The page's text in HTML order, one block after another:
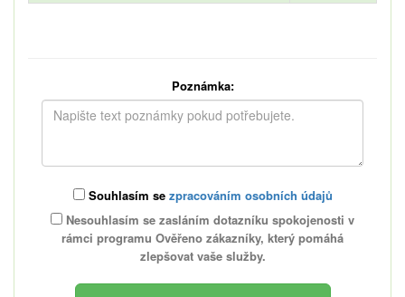
Poznámka:
Souhlasím se zpracováním osobních údajů
Nesouhlasím se zasláním dotazníku spokojenosti v
rámci programu Ověřeno zákazníky, který pomáhá
zlepšovat vaše služby.